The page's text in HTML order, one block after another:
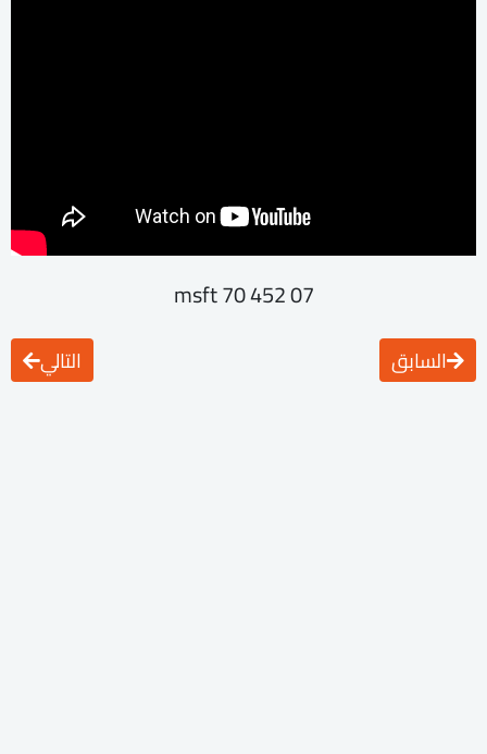
msft 70 452 07
السابق التالي